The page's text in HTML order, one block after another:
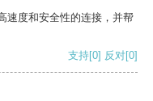
速度和安全性的连接，并帮
支持[0] 反对[0]